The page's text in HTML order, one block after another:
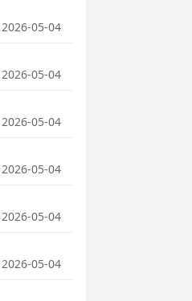
2026-05-04
2026-05-04
2026-05-04
2026-05-04
2026-05-04
2026-05-04